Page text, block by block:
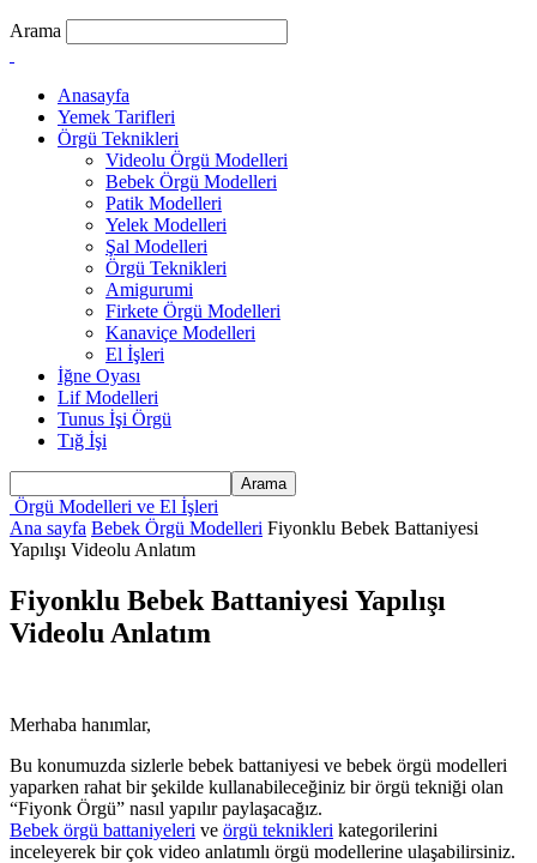
Arama
Anasayfa
Yemek Tarifleri
Örgü Teknikleri
Videolu Örgü Modelleri
Bebek Örgü Modelleri
Patik Modelleri
Yelek Modelleri
Şal Modelleri
Örgü Teknikleri
Amigurumi
Firkete Örgü Modelleri
Kanaviçe Modelleri
El İşleri
İğne Oyası
Lif Modelleri
Tunus İşi Örgü
Tığ İşi
Örgü Modelleri ve El İşleri
Ana sayfa Bebek Örgü Modelleri Fiyonklu Bebek Battaniyesi
Yapılışı Videolu Anlatım
Fiyonklu Bebek Battaniyesi Yapılışı
Videolu Anlatım
Merhaba hanımlar,
Bu konumuzda sizlerle bebek battaniyesi ve bebek örgü modelleri
yaparken rahat bir şekilde kullanabileceğiniz bir örgü tekniği olan
“Fiyonk Örgü” nasıl yapılır paylaşacağız.
Bebek örgü battaniyeleri ve örgü teknikleri kategorilerini
inceleyerek bir çok video anlatımlı örgü modellerine ulaşabilirsiniz.